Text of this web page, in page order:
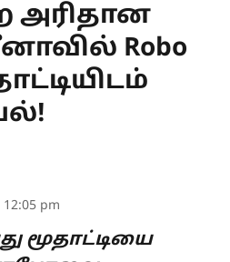
அரிதான
Robo
12:05 pm
மூதாட்டியை